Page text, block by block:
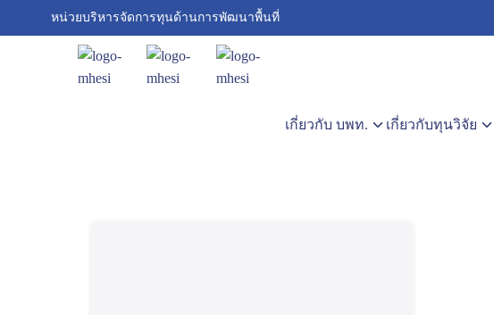
to
หน่วยบริหารจัดการทุนด้านการพัฒนาพื้นที่
เกี่ยวกับ บพท. เกี่ยวกับทุนวิจัย
for: